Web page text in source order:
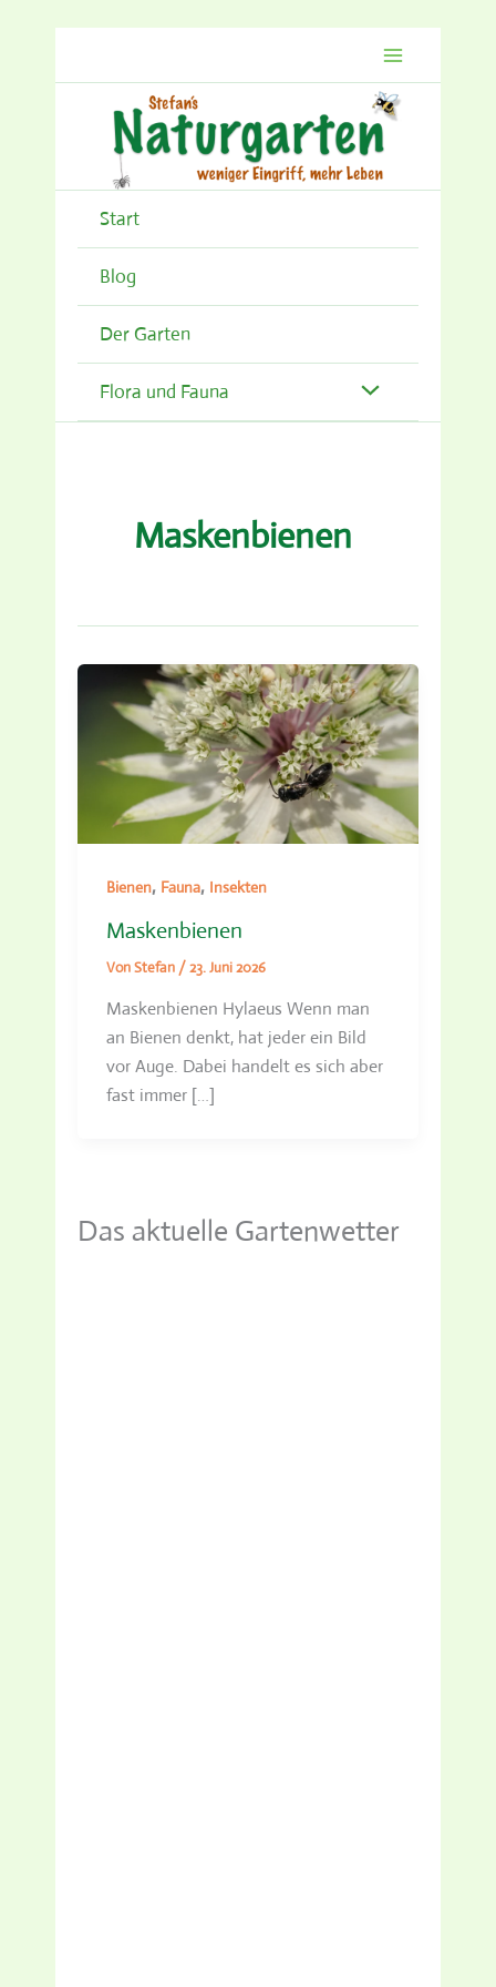
Start
Blog
Der Garten
Flora und Fauna
Maskenbienen
Bienen, Fauna, Insekten
Maskenbienen
VonStefan /23. Juni 2026
Maskenbienen Hylaeus Wenn man
an Bienen denkt, hat jeder ein Bild
vor Auge. Dabei handelt es sich aber
fast immer […]
Das aktuelle Gartenwetter